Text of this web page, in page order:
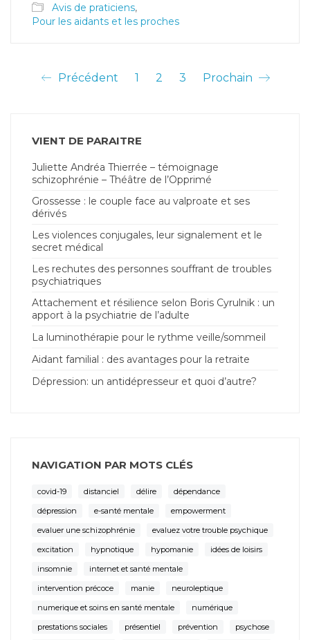
Avis de praticiens,
Pour les aidants et les proches
Précédent 1 2 3 Prochain
VIENT DE PARAITRE
Juliette Andréa Thierrée – témoignage
schizophrénie – Théâtre de l’Opprimé
Grossesse : le couple face au valproate et ses
dérivés
Les violences conjugales, leur signalement et le
secret médical
Les rechutes des personnes souffrant de troubles
psychiatriques
Attachement et résilience selon Boris Cyrulnik : un
apport à la psychiatrie de l’adulte
La luminothérapie pour le rythme veille/sommeil
Aidant familial : des avantages pour la retraite
Dépression: un antidépresseur et quoi d’autre?
NAVIGATION PAR MOTS CLÉS
covid-19 distanciel délire
dépendance
dépression
e-santé mentale
empowerment
evaluer une schizophrénie
evaluez votre trouble psychique
excitation
hypnotique hypomanie
idées de loisirs
insomnie
internet et santé mentale
intervention précoce
manie
neuroleptique
numerique et soins en santé mentale
numérique
prestations sociales
présentiel prévention
psychose